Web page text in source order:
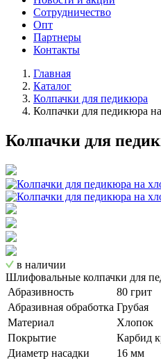
Сотрудничество
Опт
Партнеры
Контакты
Главная
Каталог
Колпачки для педикюра
Колпачки для педикюра
Колпачки для
в наличии
Шлифовальные колпачки для
Абразивность
80 грит
Абразивная обработка Грубая
Материал
Хлопок
Покрытие
Карбид
Диаметр насадки
16 мм